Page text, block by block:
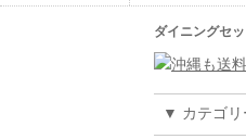
ダイニングセ
▼ カテゴリ